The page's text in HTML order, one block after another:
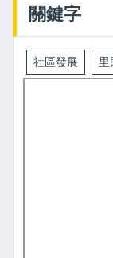
關鍵字
社區發展 里